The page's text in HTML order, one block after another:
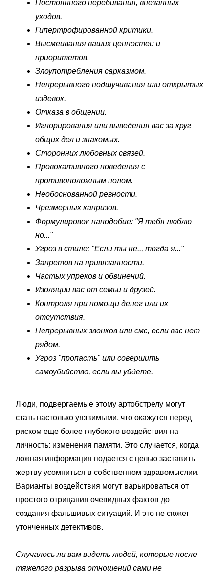
Постоянного перебивания, внезапных
уходов.
Гипертрофированной критики.
Высмеивания ваших ценностей и
приоритетов.
Злоупотребления сарказмом.
Непрерывного подшучивания или открытых
издевок.
Отказа в общении.
Игнорирования или выведения вас за круг
общих дел и знакомых.
Сторонних любовных связей.
Провокативного поведения с
противоположным полом.
Необоснованной ревности.
Чрезмерных капризов.
Формулировок наподобие: "Я тебя люблю
но..."
Угроз в стиле: "Если ты не.., тогда я..."
Запретов на привязанности.
Частых упреков и обвинений.
Изоляции вас от семьи и друзей.
Контроля при помощи денег или их
отсутствия.
Непрерывных звонков или смс, если вас нет
рядом.
Угроз "пропасть" или совершить
самоубийство, если вы уйдете.
Люди, подвергаемые этому артобстрелу могут
стать настолько уязвимыми, что окажутся перед
риском еще более глубокого воздействия на
личность: изменения памяти. Это случается, когда
ложная информация подается с целью заставить
жертву усомниться в собственном здравомыслии.
Варианты воздействия могут варьироваться от
простого отрицания очевидных фактов до
создания фальшивых ситуаций. И это не сюжет
утонченных детективов.
Случалось ли вам видеть людей, которые после
тяжелого разрыва отношений сами не